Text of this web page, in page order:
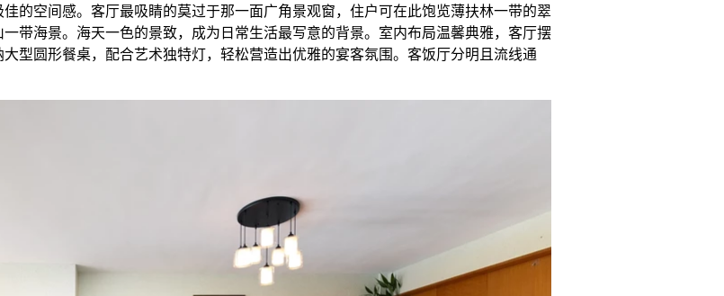
的空间感。客厅最吸睛的莫过于那一面广角景观窗，住户可在此饱览薄扶林一带的翠
带海景。海天一色的景致，成为日常生活最写意的背景。室内布局温馨典雅，客厅摆
型圆形餐桌，配合艺术独特灯，轻松营造出优雅的宴客氛围。客饭厅分明且流线通